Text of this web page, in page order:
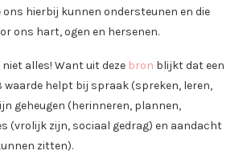
hierbij kunnen ondersteunen en die
ons hart, ogen en hersenen.
alles! Want uit deze bron blijkt dat een
waarde helpt bij spraak (spreken, leren,
geheugen (herinneren, plannen,
(vrolijk zijn, sociaal gedrag) en aandacht
zitten).